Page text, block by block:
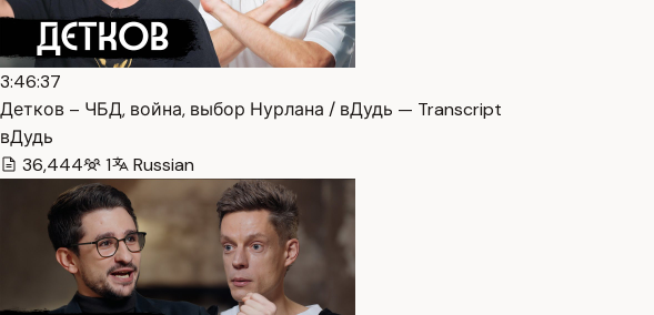
3:46:37
Детков – ЧБД, война, выбор Нурлана / вДудь — Transcript
вДудь
36,444
1 Russian